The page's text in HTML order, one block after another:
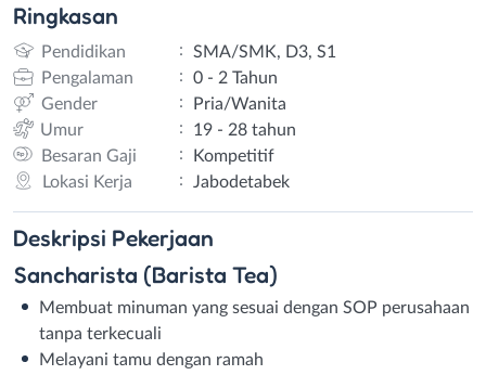
Ringkasan
Pendidikan :
SMA/SMK, D3, S1
Pengalaman
:
0 - 2 Tahun
Gender
:
Pria/Wanita
Umur
:
19 - 28 tahun
Besaran Gaji
:
Kompetitif
Lokasi Kerja
: Jabodetabek
Deskripsi Pekerjaan
Sancharista (Barista Tea)
Membuat minuman yang sesuai dengan SOP perusahaan
tanpa terkecuali
Melayani tamu dengan ramah